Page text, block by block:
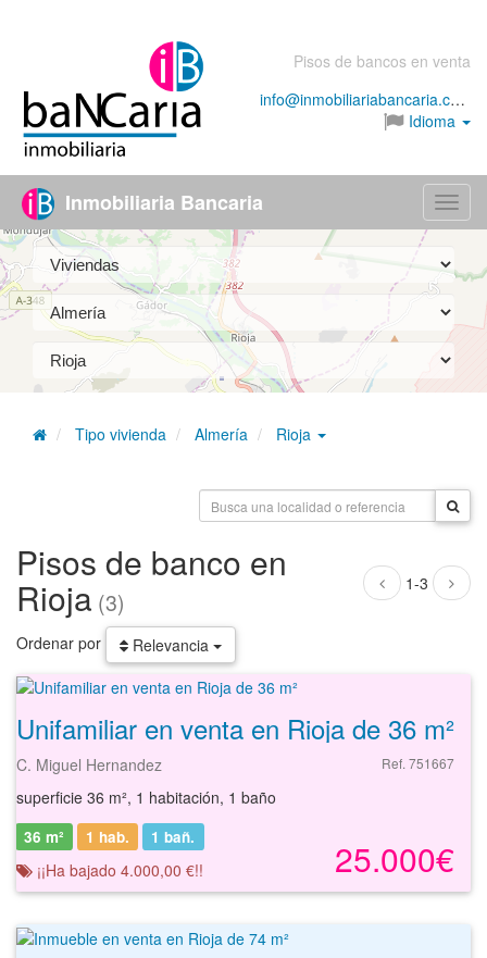
Pisos de bancos en venta
info@inmobiliariabancaria.com
Idioma
Menú
Inmobiliaria Bancaria
Tipo vivienda Almería Rioja
1-3
Pisos de banco en
Rioja (3)
Ordenar por Relevancia
Unifamiliar en venta en Rioja de 36 m²
C. Miguel Hernandez Ref. 751667
superficie 36 m², 1 habitación, 1 baño
25.000€
36 m² 1 hab. 1 bañ.
¡¡Ha bajado 4.000,00 €!!